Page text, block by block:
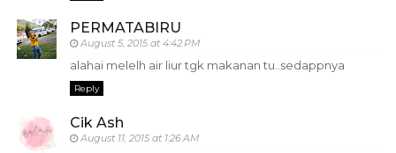
PERMATABIRU
August 5, 2015 at 4:42 PM
alahai melelh air liur tgk makanan tu..sedappnya
Reply
Cik Ash
August 11, 2015 at 1:26 AM